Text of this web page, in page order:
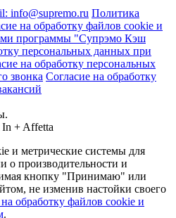
info@supremo.ru Политика
на обработку файлов cookie и
программы "Супрэмо Кэш
персональных данных при
на обработку персональных
звонка Согласие на обработку
+ Affetta
и метрические системы для
о производительности и
кнопку "Принимаю" или
не изменив настойки своего
на обработку файлов cookie и
.